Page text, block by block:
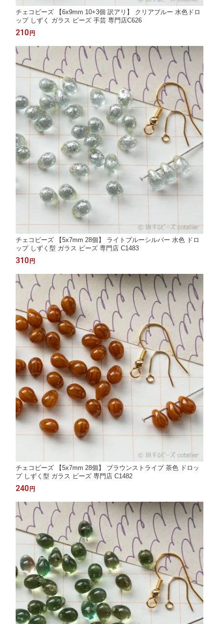
チェコビーズ 【6x9mm 10+3個 訳アリ】 クリアブルー 水色ドロ
ップ しずく ガラス ビーズ 手芸 専門店C626
210 円
チェコビーズ 【5x7mm 28個】 ライトブルーシルバー 水色 ドロ
ップ しずく型 ガラス ビーズ 専門店 C1483
310 円
チェコビーズ 【5x7mm 28個】 ブラウンストライプ 茶色 ドロッ
プ しずく型 ガラス ビーズ 専門店 C1482
240 円